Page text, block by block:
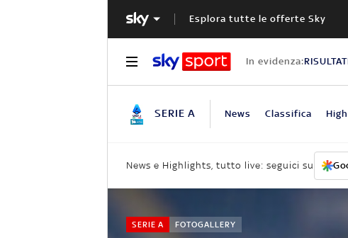
Esplora tutte le offerte Sky
In evidenza:
SERIE A News Classifica
News e Highlights, tutto live: seguici su
SERIE A FOTOGALLERY